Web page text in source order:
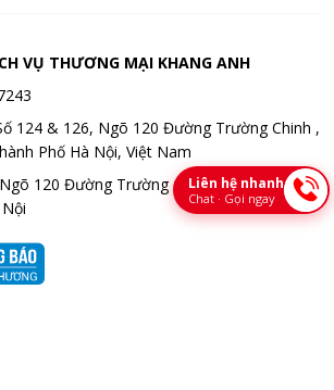
VỤ THƯƠNG MẠI KHANG ANH
124 & 126, Ngõ 120 Đường Trường Chinh ,
Phố Hà Nội, Việt Nam
120 Đường Trường Chinh , Phường Kim
Liên hệ nhanh
Chat · Gọi ngay